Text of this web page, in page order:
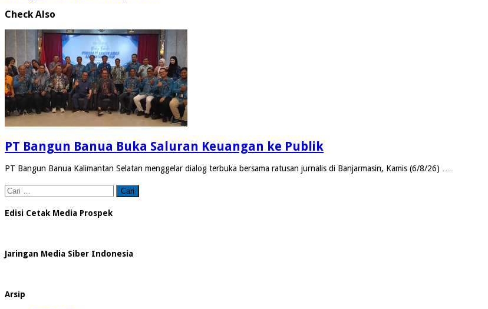
Check Also
PT Bangun Banua Buka Saluran Keuangan ke Publik
PT Bangun Banua Kalimantan Selatan menggelar dialog terbuka bersama ratusan jurnalis di Banjarmasin, Kamis (6/8/26) …
Cari
untuk:
Edisi Cetak Media Prospek
Jaringan Media Siber Indonesia
Arsip